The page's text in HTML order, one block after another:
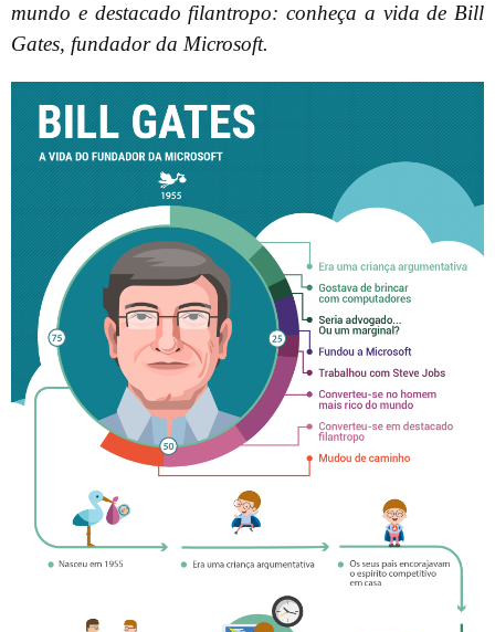
mundo e destacado filantropo: conheça a vida de Bill
Gates, fundador da Microsoft.